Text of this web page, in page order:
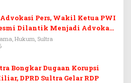
Pers, Wakil Ketua PWI
Dilantik Menjadi Advokat
Hukum, Sultra
Bongkar Dugaan Korupsi
DPRD Sultra Gelar RDP